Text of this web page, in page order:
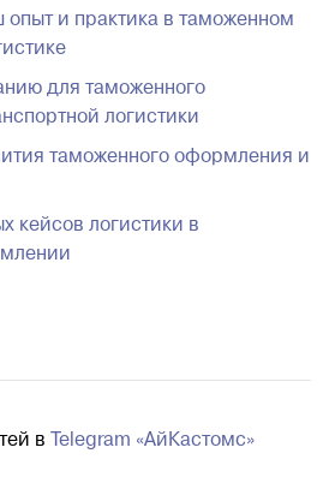
и практика в таможенном
для таможенного
логистики
таможенного оформления и
кейсов логистики в
в Telegram «АйКастомс»